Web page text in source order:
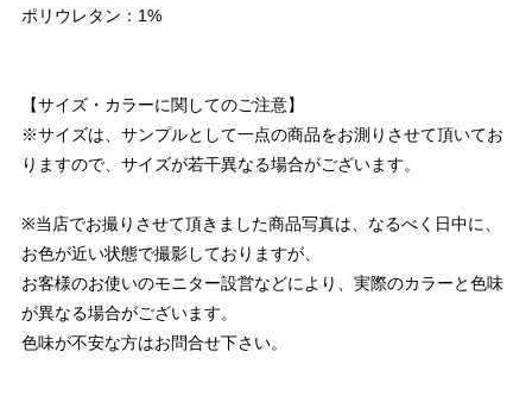
ポリウレタン：1%
【サイズ・カラーに関してのご注意】
※サイズは、サンプルとして一点の商品をお測りさせて頂いてお
りますので、サイズが若干異なる場合がございます。
※当店でお撮りさせて頂きました商品写真は、なるべく日中に、
お色が近い状態で撮影しておりますが、
お客様のお使いのモニター設営などにより、実際のカラーと色味
が異なる場合がございます。
色味が不安な方はお問合せ下さい。